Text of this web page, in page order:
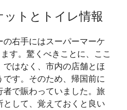
ットとトイレ情報
右手にはスーパーマーケ
す。驚くべきことに、ここ
はなく、市内の店舗とほ
す。そのため、帰国前に
で賑わっていました。旅
して、覚えておくと良い